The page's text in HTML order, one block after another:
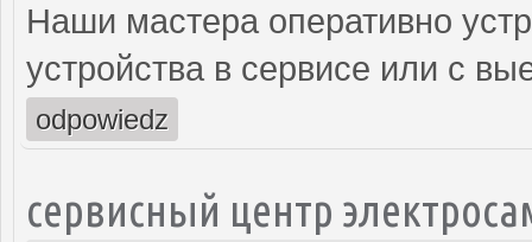
Наши мастера оперативно
устройства в сервисе или с
odpowiedz
сервисный центр